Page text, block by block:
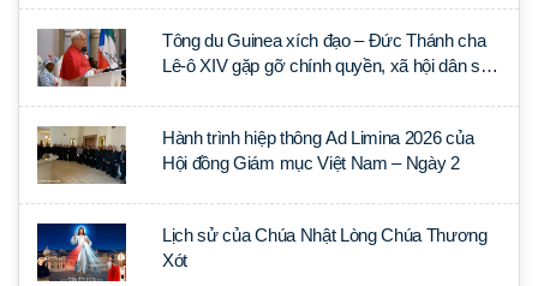
Tông du Guinea xích đạo – Đức Thánh cha
Lê-ô XIV gặp gỡ chính quyền, xã hội dân sự
Hành trình hiệp thông Ad Limina 2026 của
Hội đồng Giám mục Việt Nam – Ngày 2
Lịch sử của Chúa Nhật Lòng Chúa Thương
Xót